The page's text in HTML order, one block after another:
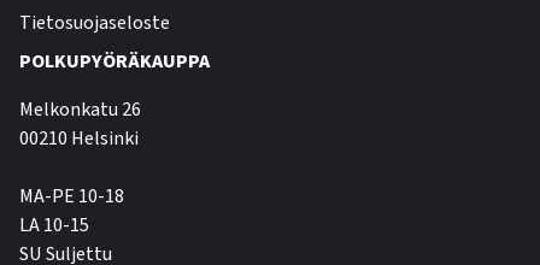
Tietosuojaseloste
POLKUPYÖRÄKAUPPA
Melkonkatu 26
00210 Helsinki
MA-PE 10-18
LA 10-15
SU Suljettu